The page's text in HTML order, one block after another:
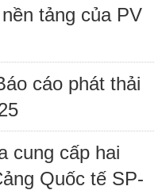
tảng của PV
cáo phát thải
cung cấp hai
Quốc tế SP-